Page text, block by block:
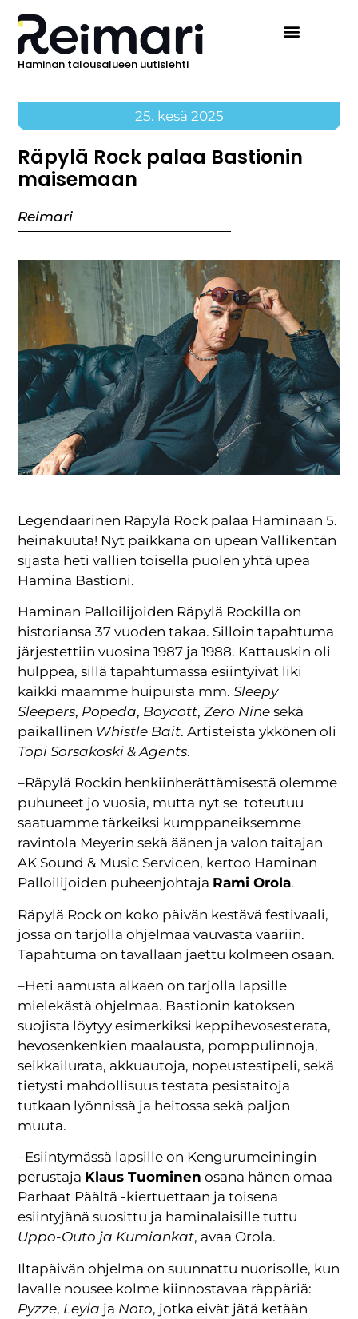
Haminan talousalueen uutislehti
25. kesä 2025
Räpylä Rock palaa Bastionin
maisemaan
Reimari
Legendaarinen Räpylä Rock palaa Haminaan 5.
heinäkuuta! Nyt paikkana on upean Vallikentän
sijasta heti vallien toisella puolen yhtä upea
Hamina Bastioni.
Haminan Palloilijoiden Räpylä Rockilla on
historiansa 37 vuoden takaa. Silloin tapahtuma
järjestettiin vuosina 1987 ja 1988. Kattauskin oli
hulppea, sillä tapahtumassa esiintyivät liki
kaikki maamme huipuista mm.Sleepy
Sleepers, Popeda, Boycott,Zero Ninesekä
paikallinen Whistle Bait. Artisteista ykkönen oli
Topi Sorsakoski & Agents.
–Räpylä Rockin henkiinherättämisestä olemme
puhuneet jo vuosia, mutta nyt se toteutuu
saatuamme tärkeiksi kumppaneiksemme
ravintola Meyerin sekä äänen ja valon taitajan
AK Sound & Music Servicen, kertoo Haminan
Palloilijoiden puheenjohtaja Rami Orola.
Räpylä Rock on koko päivän kestävä festivaali,
jossa on tarjolla ohjelmaa vauvasta vaariin.
Tapahtuma on tavallaan jaettu kolmeen osaan.
–Heti aamusta alkaen on tarjolla lapsille
mielekästä ohjelmaa. Bastionin katoksen
suojista löytyy esimerkiksi keppihevosesterata,
hevosenkenkien maalausta, pomppulinnoja,
seikkailurata, akkuautoja, nopeustestipeli, sekä
tietysti mahdollisuus testata pesistaitoja
tutkaan lyönnissä ja heitossa sekä paljon
muuta.
–Esiintymässä lapsille on Kengurumeiningin
perustaja Klaus Tuominen osana hänen omaa
Parhaat Päältä -kiertuettaan ja toisena
esiintyjänä suosittu ja haminalaisille tuttu
Uppo-Outo ja Kumiankat, avaa Orola.
Iltapäivän ohjelma on suunnattu nuorisolle, kun
lavalle nousee kolme kiinnostavaa räppäriä:
Pyzze, Leyla ja Noto, jotka eivät jätä ketään